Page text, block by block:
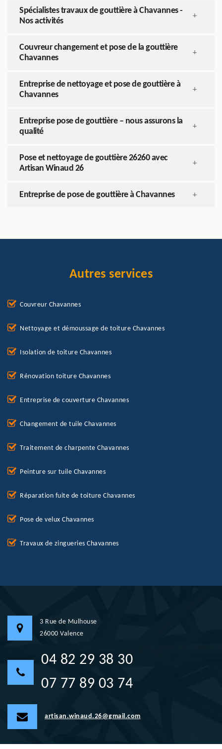
Spécialistes travaux de gouttière à Chavannes -
Nos activités
+
Couvreur changement et pose de la gouttière
Chavannes
+
Entreprise de nettoyage et pose de gouttière à
Chavannes
+
Entreprise pose de gouttière – nous assurons la
qualité
+
Pose et nettoyage de gouttière 26260 avec
Artisan Winaud 26
+
Entreprise de pose de gouttière à Chavannes +
Autres services
Couvreur Chavannes
Nettoyage et démoussage de toiture Chavannes
Isolation de toiture Chavannes
Rénovation toiture Chavannes
Entreprise de couverture Chavannes
Changement de tuile Chavannes
Traitement de charpente Chavannes
Peinture sur tuile Chavannes
Réparation fuite de toiture Chavannes
Pose de velux Chavannes
Travaux de zingueries Chavannes
3 Rue de Mulhouse
26000 Valence
04 82 29 38 30
07 77 89 03 74
artisan.winaud.26@gmail.com